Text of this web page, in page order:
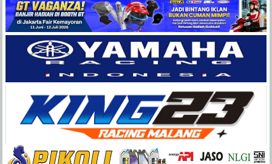
Balap
Paling
Lengkap